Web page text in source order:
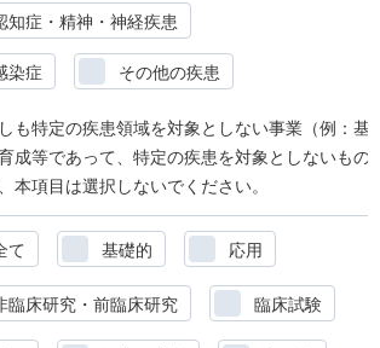
知症・精神・神経疾患
染症 その他の疾患
も特定の疾患領域を対象としない事業（例：基
成等であって、特定の疾患を対象としないもの
本項目は選択しないでください。
て 基礎的 応用
臨床研究・前臨床研究 臨床試験